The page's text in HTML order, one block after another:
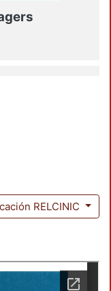
RELCINIC